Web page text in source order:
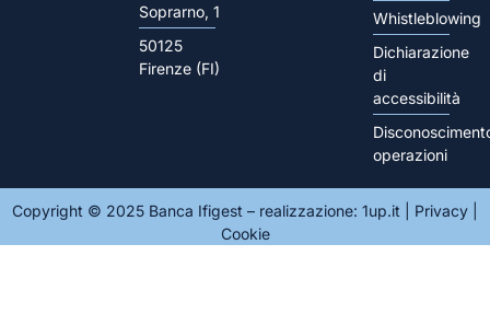
Soprarno, 1
50125
Firenze (FI)
Whistleblowing
Dichiarazione
di
accessibilità
operazioni
Copyright © 2025 Banca Ifigest – realizzazione: 1up.it Privacy
Cookie